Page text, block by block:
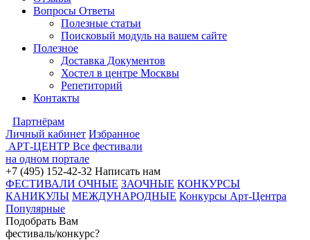
Вопросы Ответы
Полезные статьи
Поисковый модуль на вашем сайте
Полезное
Доставка Документов
Хостел в центре Москвы
Репетиторий
Контакты
Партнёрам
Личный кабинет Избранное
АРТ-ЦЕНТР Все фестивали
на одном портале
+7 (495) 152-42-32 Написать нам
ФЕСТИВАЛИ ОЧНЫЕ ЗАОЧНЫЕ КОНКУРСЫ
КАНИКУЛЫ МЕЖДУНАРОДНЫЕ Конкурсы Арт-Центра
Популярные
Подобрать Вам
фестиваль/конкурс?